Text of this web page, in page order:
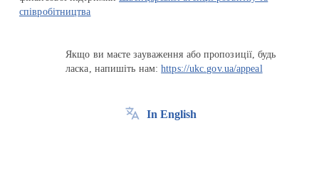
співробітництва
Якщо ви маєте зауваження або пропозиції, будь
ласка, напишіть нам:https://ukc.gov.ua/appeal
In English